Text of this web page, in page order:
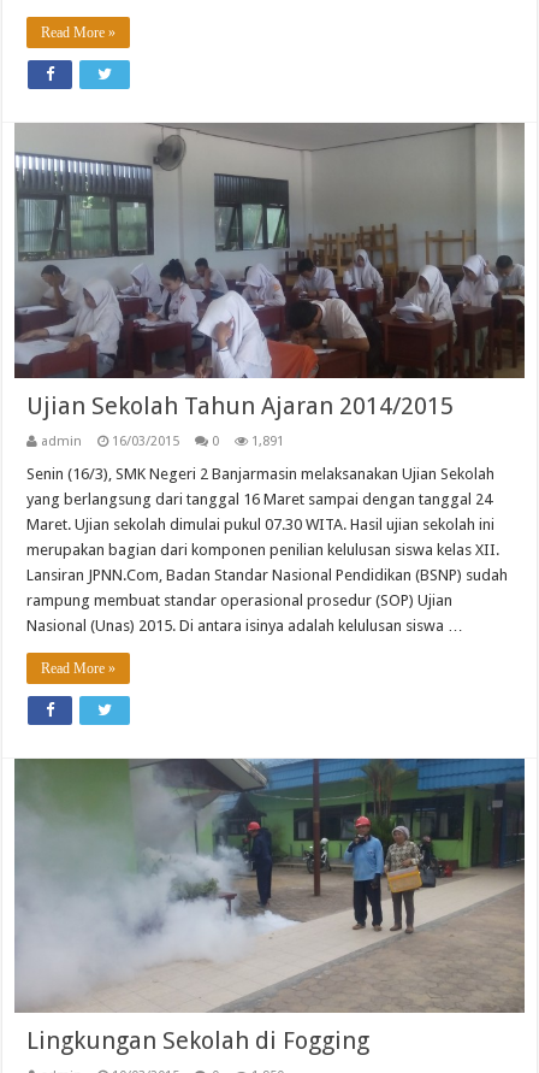
Read More »
Ujian Sekolah Tahun Ajaran 2014/2015
admin 16/03/2015 0 1,891
Senin (16/3), SMK Negeri 2 Banjarmasin melaksanakan Ujian Sekolah
yang berlangsung dari tanggal 16 Maret sampai dengan tanggal 24
Maret. Ujian sekolah dimulai pukul 07.30 WITA. Hasil ujian sekolah ini
merupakan bagian dari komponen penilian kelulusan siswa kelas XII.
Lansiran JPNN.Com, Badan Standar Nasional Pendidikan (BSNP) sudah
rampung membuat standar operasional prosedur (SOP) Ujian
Nasional (Unas) 2015. Di antara isinya adalah kelulusan siswa …
Read More »
Lingkungan Sekolah di Fogging